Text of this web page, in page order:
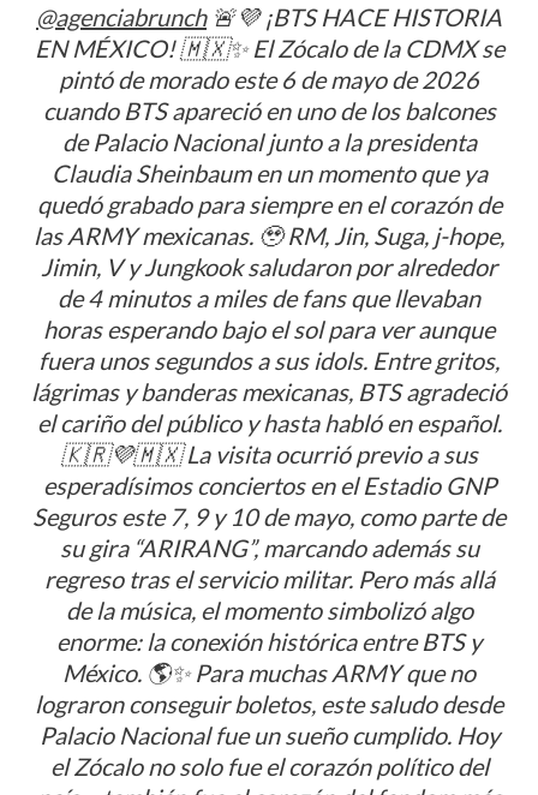
@agenciabrunch🚨💜 ¡BTS HACE HISTORIA
EN MÉXICO! 🇲🇽✨ El Zócalo de la CDMX se
pintó de morado este 6 de mayo de 2026
cuando BTS apareció en uno de los balcones
de Palacio Nacional junto a la presidenta
Claudia Sheinbaum en un momento que ya
quedó grabado para siempre en el corazón de
las ARMY mexicanas. 🥹 RM, Jin, Suga, j-hope,
Jimin, V y Jungkook saludaron por alrededor
de 4 minutos a miles de fans que llevaban
horas esperando bajo el sol para ver aunque
fuera unos segundos a sus idols. Entre gritos,
lágrimas y banderas mexicanas, BTS agradeció
el cariño del público y hasta habló en español.
🇰🇷💜🇲🇽 La visita ocurrió previo a sus
esperadísimos conciertos en el Estadio GNP
Seguros este 7, 9 y 10 de mayo, como parte de
su gira “ARIRANG”, marcando además su
regreso tras el servicio militar. Pero más allá
de la música, el momento simbolizó algo
enorme: la conexión histórica entre BTS y
México. 🌎✨ Para muchas ARMY que no
lograron conseguir boletos, este saludo desde
Palacio Nacional fue un sueño cumplido. Hoy
el Zócalo no solo fue el corazón político del